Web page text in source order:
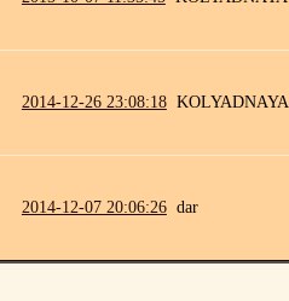
2014-12-26 23:08:18 KOLYADNAYA
2014-12-07 20:06:26 dar